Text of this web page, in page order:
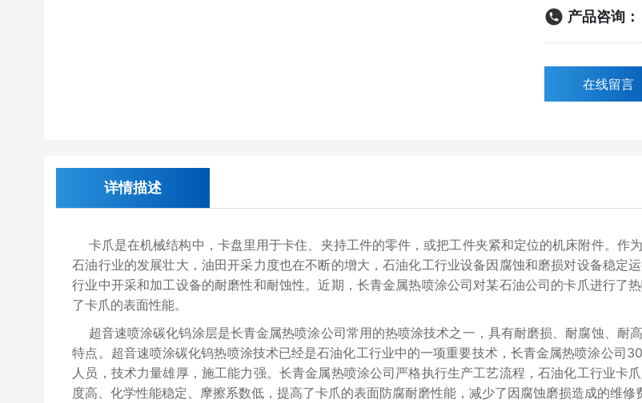
产品咨询：
在线留言
详情描述
卡爪是在机械结构中，卡盘里用于卡住、夹持工件的零件，或把工件夹紧和定位的机床附件。作
石油行业的发展壮大，油田开采力度也在不断的增大，石油化工行业设备因腐蚀和磨损对设备稳定
行业中开采和加工设备的耐磨性和耐蚀性。近期，长青金属热喷涂公司对某石油公司的卡爪进行了
了卡爪的表面性能。
超音速喷涂碳化钨涂层是长青金属热喷涂公司常用的热喷涂技术之一，具有耐磨损、耐腐蚀、耐
特点。超音速喷涂碳化钨热喷涂技术已经是石油化工行业中的一项重要技术，长青金属热喷涂公司
人员，技术力量雄厚，施工能力强。长青金属热喷涂公司严格执行生产工艺流程，石油化工行业卡
度高、化学性能稳定、摩擦系数低，提高了卡爪的表面防腐耐磨性能，减少了因腐蚀磨损造成的维修